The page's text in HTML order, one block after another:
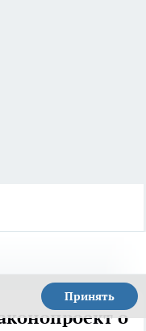
Принять
о